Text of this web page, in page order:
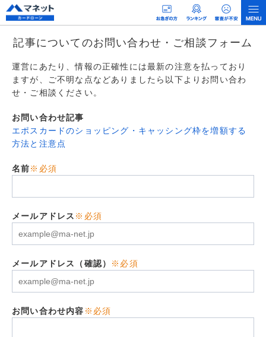
記事についてのお問い合わせ・ご相談フォーム
運営にあたり、情報の正確性には最新の注意を払っており
ますが、ご不明な点などありましたら以下よりお問い合わ
せ・ご相談ください。
お問い合わせ記事
エポスカードのショッピング・キャッシング枠を増額する
方法と注意点
名前※必須
メールアドレス ※必須
メールアドレス（確認） ※必須
お問い合わせ内容 ※必須